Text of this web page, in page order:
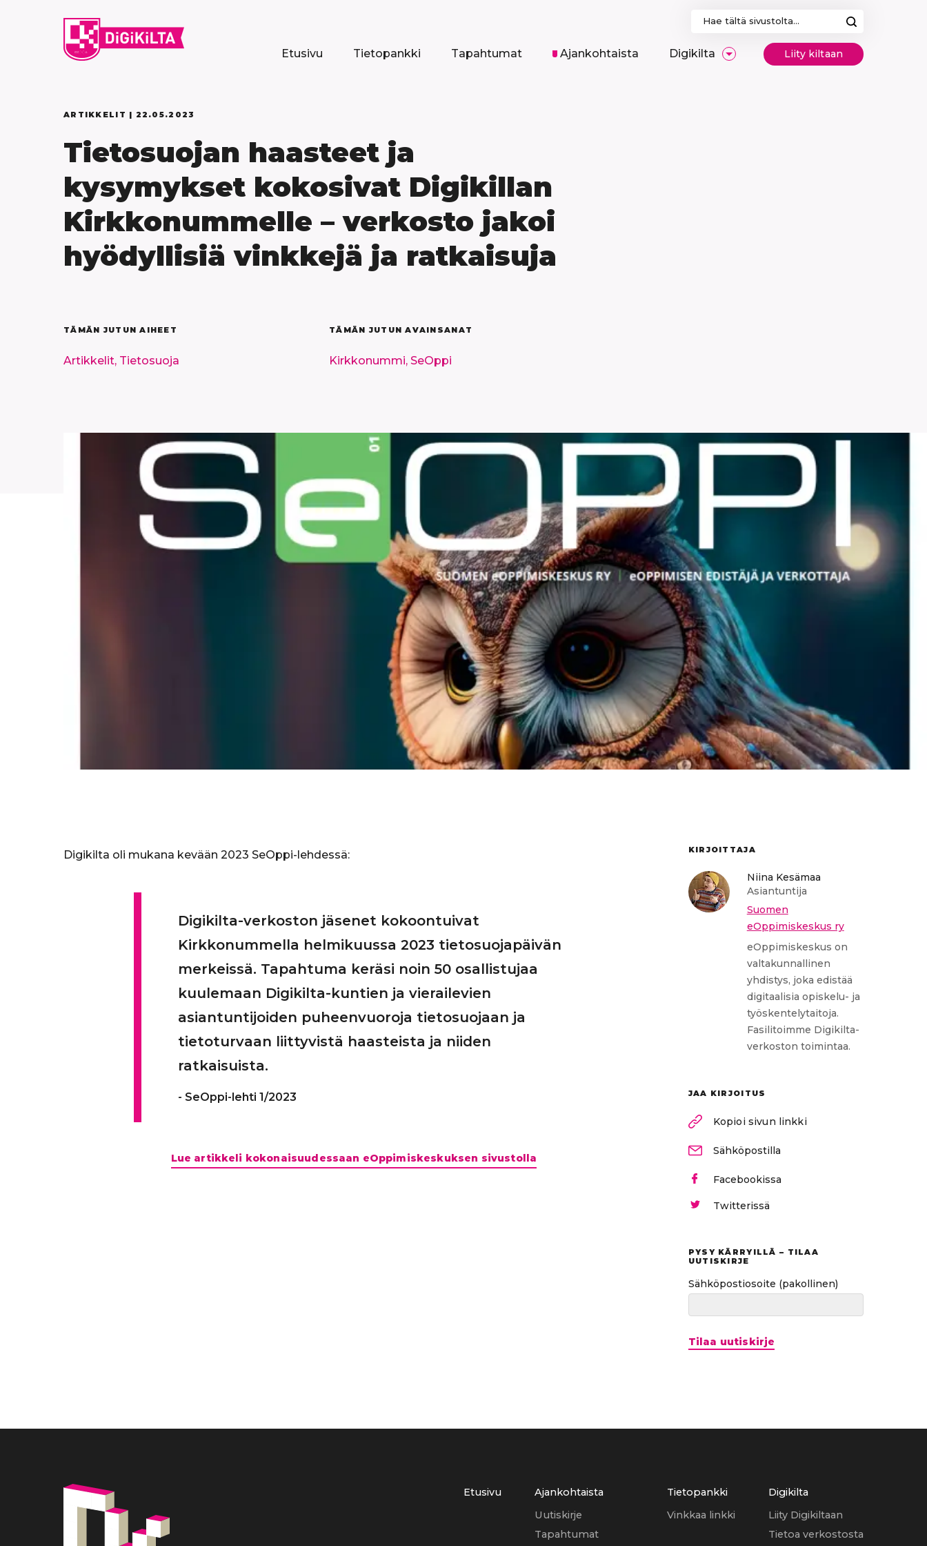
Haku:
Etusivu Tietopankki Tapahtumat Ajankohtaista Digikilta Liity kiltaan
ARTIKKELIT | 22.05.2023
Tietosuojan haasteet ja
kysymykset kokosivat Digikillan
Kirkkonummelle – verkosto jakoi
hyödyllisiä vinkkejä ja ratkaisuja
TÄMÄN JUTUN AIHEET
Artikkelit, Tietosuoja
TÄMÄN JUTUN AVAINSANAT
Kirkkonummi, SeOppi
Digikilta oli mukana kevään 2023 SeOppi-lehdessä:
Digikilta-verkoston jäsenet kokoontuivat
Kirkkonummella helmikuussa 2023 tietosuojapäivän
merkeissä. Tapahtuma keräsi noin 50 osallistujaa
kuulemaan Digikilta-kuntien ja vierailevien
asiantuntijoiden puheenvuoroja tietosuojaan ja
tietoturvaan liittyvistä haasteista ja niiden
ratkaisuista.
SeOppi-lehti 1/2023
Lue artikkeli kokonaisuudessaan eOppimiskeskuksen sivustolla
KIRJOITTAJA
Niina Kesämaa
Asiantuntija
Suomen
eOppimiskeskus ry
eOppimiskeskus on
valtakunnallinen
yhdistys, joka edistää
digitaalisia opiskelu- ja
työskentelytaitoja.
Fasilitoimme Digikilta-
verkoston toimintaa.
JAA KIRJOITUS
Kopioi sivun linkki
Sähköpostilla
Facebookissa
Twitterissä
PYSY KÄRRYILLÄ – TILAA
UUTISKIRJE
Sähköpostiosoite (pakollinen)
Tilaa uutiskirje
Etusivu
Ajankohtaista
Uutiskirje
Tapahtumat
Tietopankki
Vinkkaa linkki
Digikilta
Liity Digikiltaan
Tietoa verkostosta